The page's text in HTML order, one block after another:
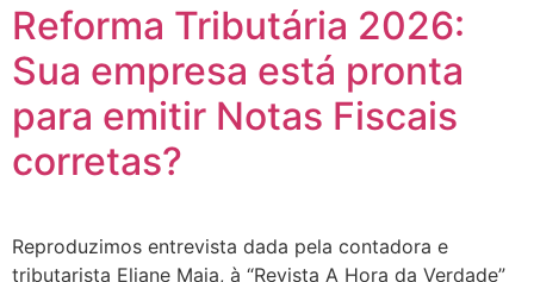
Reforma Tributária 2026:
Sua empresa está pronta
para emitir Notas Fiscais
corretas?
Reproduzimos entrevista dada pela contadora e
tributarista Eliane Maia, à “Revista A Hora da Verdade”